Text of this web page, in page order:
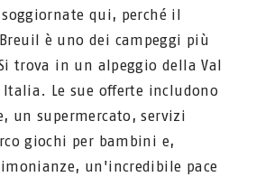
qui, perché il
è uno dei campeggi più
trova in un alpeggio della Val
Italia. Le sue offerte includono
un supermercato, servizi
giochi per bambini e,
un'incredibile pace